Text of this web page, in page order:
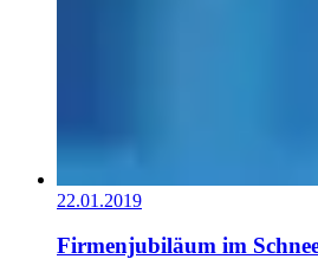
22.01.2019
Firmenjubiläum im